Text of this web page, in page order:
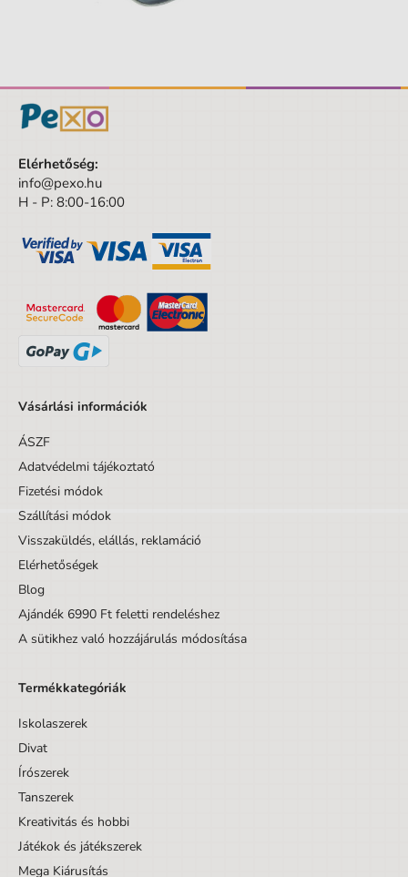
Elérhetőség:
info@pexo.hu
H - P: 8:00-16:00
Vásárlási információk
ÁSZF
Adatvédelmi tájékoztató
Fizetési módok
Szállítási módok
Visszaküldés, elállás, reklamáció
Elérhetőségek
Blog
Ajándék 6990 Ft feletti rendeléshez
A sütikhez való hozzájárulás módosítása
Termékkategóriák
Iskolaszerek
Divat
Írószerek
Tanszerek
Kreativitás és hobbi
Játékok és játékszerek
Mega Kiárusítás